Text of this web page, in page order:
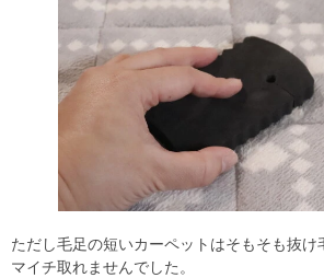
ただし毛足の短いカーペットはそもそも抜け
マイチ取れませんでした。